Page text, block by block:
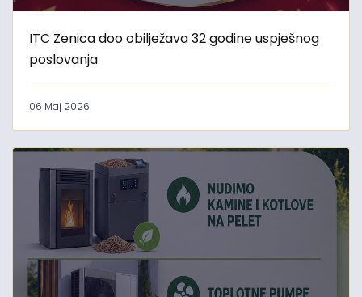
ITC Zenica doo obilježava 32 godine uspješnog
poslovanja
06 Maj 2026